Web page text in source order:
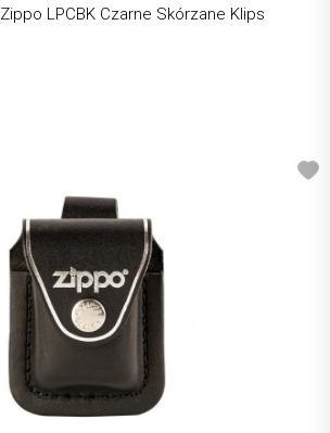
LPCBK Czarne Skórzane Klips